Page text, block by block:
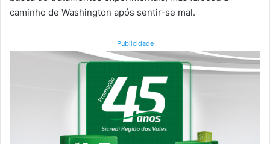
caminho de Washington após sentir-se mal.
Publicidade